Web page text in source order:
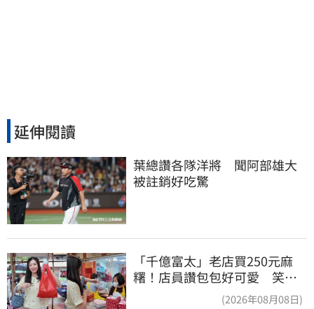
延伸閱讀
葉總讚各隊洋將　聞阿部雄大
被註銷好吃驚
「千億富太」老店買250元麻
糬！店員讚包包好可愛 笑
(2026年08月08日)